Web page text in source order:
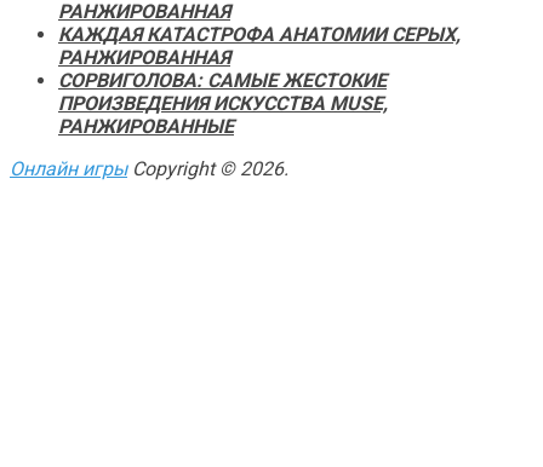
РАНЖИРОВАННАЯ
КАЖДАЯ КАТАСТРОФА АНАТОМИИ СЕРЫХ,
РАНЖИРОВАННАЯ
СОРВИГОЛОВА: САМЫЕ ЖЕСТОКИЕ
ПРОИЗВЕДЕНИЯ ИСКУССТВА MUSE,
РАНЖИРОВАННЫЕ
Онлайн игрыCopyright © 2026.